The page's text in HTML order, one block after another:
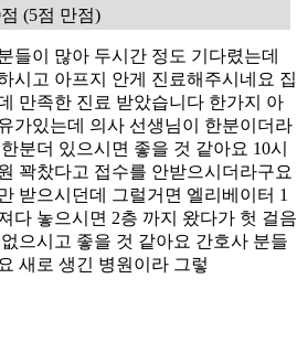
(5점 만점)
들이 많아 두시간 정도 기다렸는데
시고 아프지 안게 진료해주시네요 집
만족한 진료 받았습니다 한가지 아
가있는데 의사 선생님이 한분이더라
분더 있으시면 좋을 것 같아요 10시
꽉찼다고 접수를 안받으시더라구요
받으시던데 그럴거면 엘리베이터 1
다 놓으시면 2층 까지 왔다가 헛 걸음
으시고 좋을 것 같아요 간호사 분들
새로 생긴 병원이라 그렇